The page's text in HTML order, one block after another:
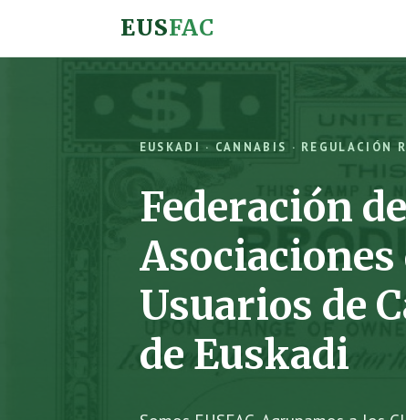
EUSFAC
EUSKADI · CANNABIS · REGULACIÓN
Federación de
Asociaciones
Usuarios de
de Euskadi